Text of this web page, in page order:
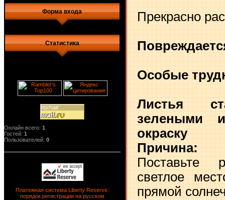
Форма входа
Статистика
Онлайн всего: 1
Гостей: 1
Пользователей: 0
Платежная система Liberty Reserve:
порядок регистрации на русском
Прекрасно
Особые
Листья
зелеными
окраску
Причина:
Поставьте
светлое
прямой